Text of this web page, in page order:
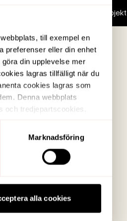
till exempel en
preferenser eller din enhet
din upplevelse mer
lagras tillfälligt när du
cookies lagras som
Denna webbplats
tredjepartscookies.
annan webbplats.
Marknadsföring
alla cookies
Visa alla lediga objekt
Spånga
Mjölnarstigen 21-41